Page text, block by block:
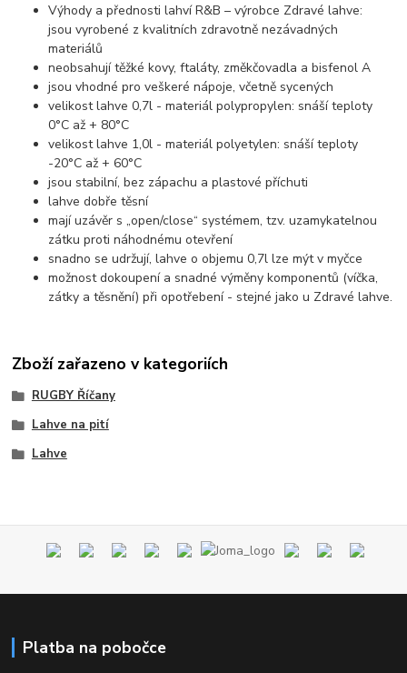
Výhody a přednosti lahví R&B – výrobce Zdravé lahve:
jsou vyrobené z kvalitních zdravotně nezávadných
materiálů
neobsahují těžké kovy, ftaláty, změkčovadla a bisfenol A
jsou vhodné pro veškeré nápoje, včetně sycených
velikost lahve 0,7l - materiál polypropylen: snáší teploty
0°C až + 80°C
velikost lahve 1,0l - materiál polyetylen: snáší teploty
-20°C až + 60°C
jsou stabilní, bez zápachu a plastové příchuti
lahve dobře těsní
mají uzávěr s „open/close“ systémem, tzv. uzamykatelnou
zátku proti náhodnému otevření
snadno se udržují, lahve o objemu 0,7l lze mýt v myčce
možnost dokoupení a snadné výměny komponentů (víčka,
zátky a těsnění) při opotřebení - stejné jako u Zdravé lahve.
Zboží zařazeno v kategoriích
RUGBY Říčany
Lahve na pití
Lahve
Platba na pobočce